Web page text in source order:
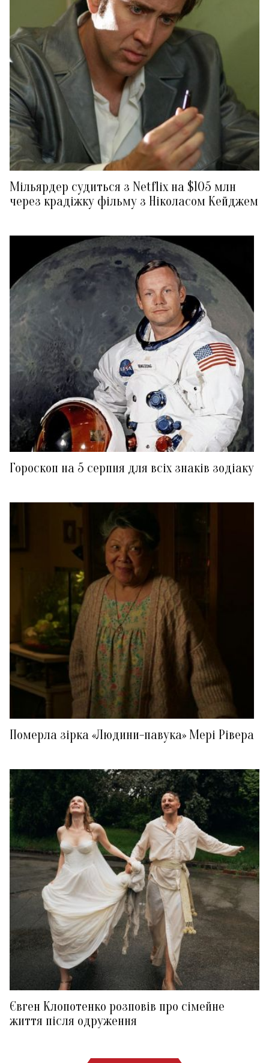
Мільярдер судиться з Netflix на $105 млн
через крадіжку фільму з Ніколасом Кейджем
Гороскоп на 5 серпня для всіх знаків зодіаку
Померла зірка «Людини-павука» Мері Рівера
Євген Клопотенко розповів про сімейне
життя після одруження